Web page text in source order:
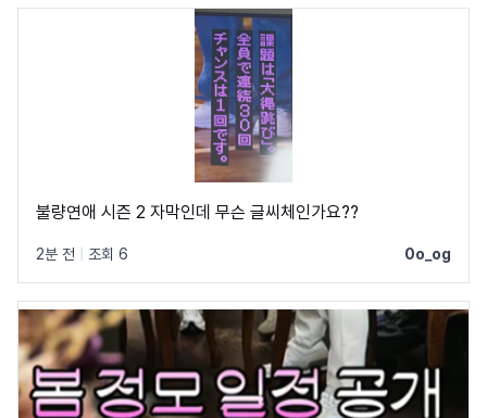
불량연애 시즌 2 자막인데 무슨 글씨체인가요??
2분 전 조회 6 0o_og